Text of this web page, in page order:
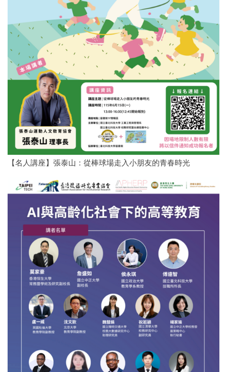
【名人講座】張泰山：從棒球場走入小朋友的青春時光